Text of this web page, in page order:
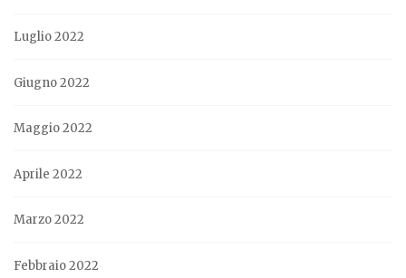
Luglio 2022
Giugno 2022
Maggio 2022
Aprile 2022
Marzo 2022
Febbraio 2022